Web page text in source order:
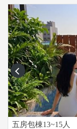
．可代訂烤肉食材、
．民宿不提供早餐，
單，可打電話外送至
．我們接受小型犬入
退房時民宿內沒明顯
prev
五房包棟13~15人